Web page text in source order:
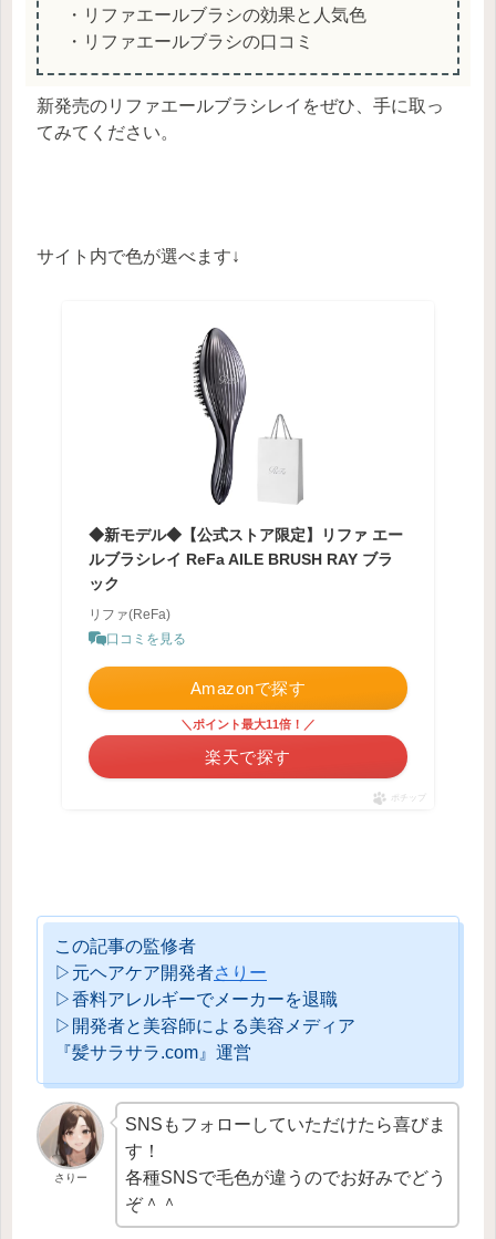
・リファエールブラシの効果と人気色
・リファエールブラシの口コミ
新発売のリファエールブラシレイをぜひ、手に取っ
てみてください。
サイト内で色が選べます↓
◆新モデル◆【公式ストア限定】リファ エー
ルブラシレイ ReFa AILE BRUSH RAY ブラ
ック
リファ(ReFa)
口コミを見る
Amazonで探す
＼ポイント最大11倍！／
楽天で探す
ポチップ
この記事の監修者
▷元ヘアケア開発者さりー
▷香料アレルギーでメーカーを退職
▷開発者と美容師による美容メディア
『髪サラサラ.com』運営
さりー
SNSもフォローしていただけたら喜びま
す！
各種SNSで毛色が違うのでお好みでどう
ぞ＾＾